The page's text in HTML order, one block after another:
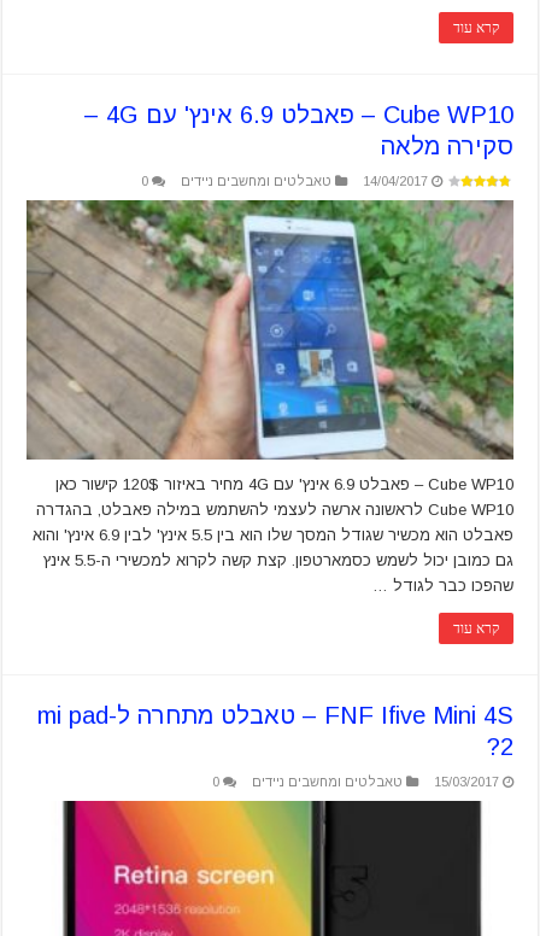
קרא עוד
Cube WP10 – פאבלט 6.9 אינץ' עם 4G –
סקירה מלאה
14/04/2017 טאבלטים ומחשבים ניידים 0
Cube WP10 – פאבלט 6.9 אינץ' עם 4G מחיר באיזור 120$ קישור כאן
Cube WP10 לראשונה ארשה לעצמי להשתמש במילה פאבלט, בהגדרה
פאבלט הוא מכשיר שגודל המסך שלו הוא בין 5.5 אינץ' לבין 6.9 אינץ' והוא
גם כמובן יכול לשמש כסמארטפון. קצת קשה לקרוא למכשירי ה-5.5 אינץ
שהפכו כבר לגודל …
קרא עוד
FNF Ifive Mini 4S – טאבלט מתחרה ל-mi pad
2?
15/03/2017 טאבלטים ומחשבים ניידים 0